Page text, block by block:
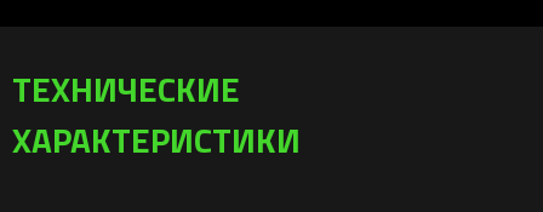
ТЕХНИЧЕСКИЕ
ХАРАКТЕРИСТИКИ